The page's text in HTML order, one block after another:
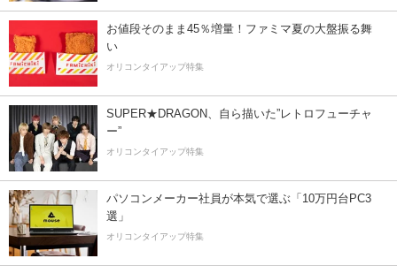
お値段そのまま45％増量！ファミマ夏の大盤振る舞
い
オリコンタイアップ特集
SUPER★DRAGON、自ら描いた”レトロフューチャ
ー”
オリコンタイアップ特集
パソコンメーカー社員が本気で選ぶ「10万円台PC3
選」
オリコンタイアップ特集